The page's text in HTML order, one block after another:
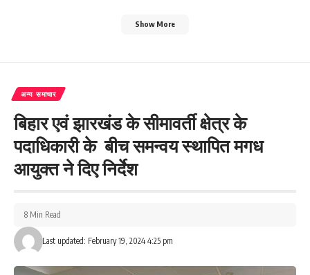
Show More
अन्य समाचार
बिहार एवं झारखंड के सीमावर्ती क्षेत्र के
पदाधिकारी के बीच समन्वय स्थापित मगध
आयुक्त ने दिए निर्देश
Last updated: February 19, 2024 4:25 pm
8 Min Read